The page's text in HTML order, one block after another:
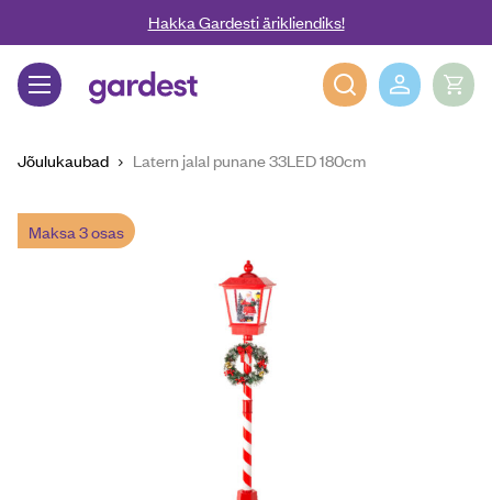
Liigu edasi põhisisu juurdeHakka Gardesti ärikliendiks!
Gardest
Jõulukaubad Latern jalal punane 33LED 180cm
Maksa 3 osas